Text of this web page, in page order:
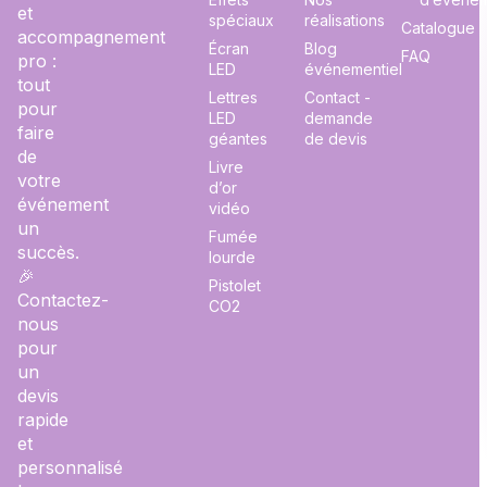
et
accompagnement
pro :
tout
pour
faire
de
votre
événement
un
succès.
🎉
Contactez-
nous
pour
un
devis
rapide
et
personnalisé
spéciaux
Écran
LED
Lettres
LED
géantes
Livre
d’or
vidéo
Fumée
lourde
Pistolet
CO2
réalisations
Blog
événementiel
Contact -
demande
de devis
Catalogue
FAQ